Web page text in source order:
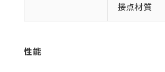
接点材質
性能